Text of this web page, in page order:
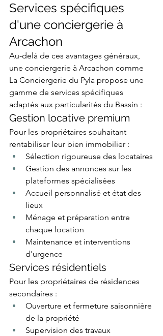
Services spécifiques
d'une conciergerie à
Arcachon
Au-delà de ces avantages généraux,
une conciergerie à Arcachon comme
La Conciergerie du Pyla propose une
gamme de services spécifiques
adaptés aux particularités du Bassin :
Gestion locative premium
Pour les propriétaires souhaitant
rentabiliser leur bien immobilier :
Sélection rigoureuse des locataires
Gestion des annonces sur les
plateformes spécialisées
Accueil personnalisé et état des
lieux
Ménage et préparation entre
chaque location
Maintenance et interventions
d'urgence
Services résidentiels
Pour les propriétaires de résidences
secondaires :
Ouverture et fermeture saisonnière
de la propriété
Supervision des travaux